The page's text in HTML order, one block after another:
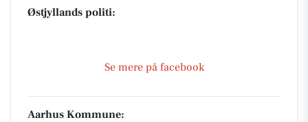
Østjyllands politi:
Se mere på facebook
Aarhus Kommune: